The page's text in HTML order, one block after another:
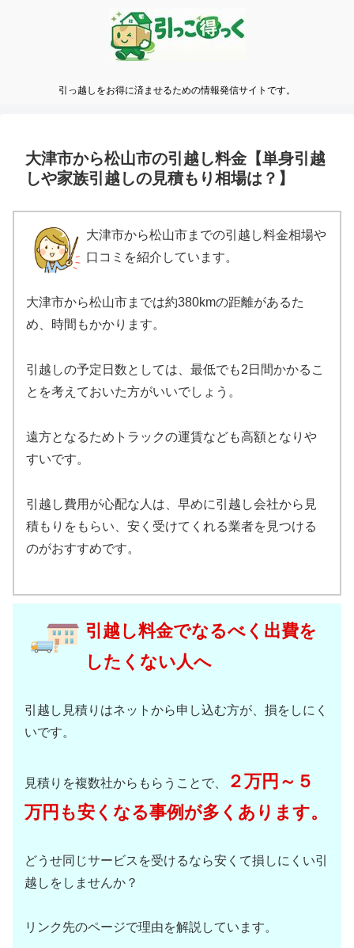
引っ越しをお得に済ませるための情報発信サイトです。
大津市から松山市の引越し料金【単身引越
しや家族引越しの見積もり相場は？】
大津市から松山市までの引越し料金相場や
口コミを紹介しています。
大津市から松山市までは約380kmの距離があるた
め、時間もかかります。
引越しの予定日数としては、最低でも2日間かかるこ
とを考えておいた方がいいでしょう。
遠方となるためトラックの運賃なども高額となりや
すいです。
引越し費用が心配な人は、早めに引越し会社から見
積もりをもらい、安く受けてくれる業者を見つける
のがおすすめです。
引越し料金でなるべく出費を
したくない人へ
引越し見積りはネットから申し込む方が、損をしにく
いです。
見積りを複数社からもらうことで、
２万円～５
万円も安くなる事例が多くあります。
どうせ同じサービスを受けるなら安くて損しにくい引
越しをしませんか？
リンク先のページで理由を解説しています。